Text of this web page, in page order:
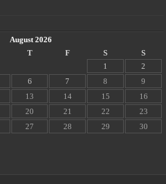
August 2026
T F S
S
1
2
6 7 8
9
13 14 15
16
20 21 22
23
27 28 29
30